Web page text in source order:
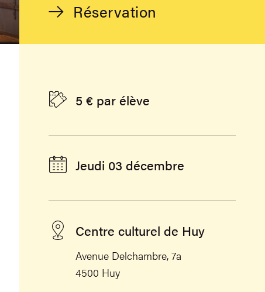
Réservation
5 € par élève
Jeudi 03 décembre
Centre culturel de Huy
Avenue Delchambre, 7a
4500 Huy